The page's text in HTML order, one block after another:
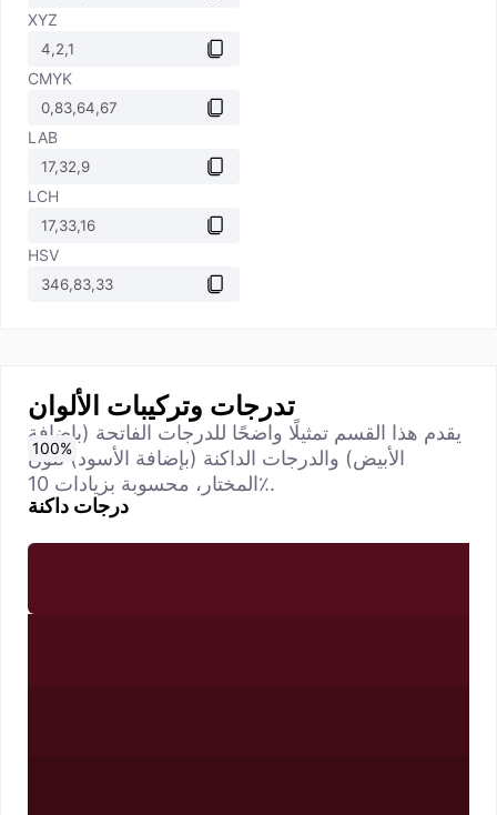
XYZ
CMYK
LAB
LCH
HSV
تدرجات وتركيبات الألوان
يقدم هذا القسم تمثيلًا واضحًا للدرجات الفاتحة (بإضافة
الأبيض) والدرجات الداكنة (بإضافة الأسود) للون
المختار، محسوبة بزيادات 10٪.
درجات داكنة
0%
10%
20%
30%
40%
50%
60%
70%
80%
90%
100%